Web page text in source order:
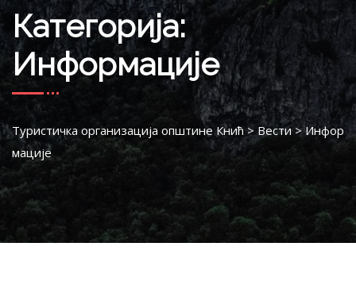
Категорија:
Информације
Туристичка организација општине Кнић>Вести>Инфор
мације